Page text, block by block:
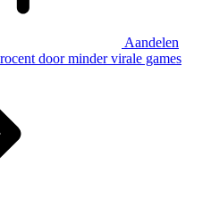
Aandelen
door minder virale games